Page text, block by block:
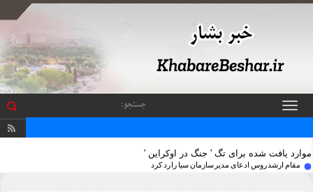
باز
و
کردن
منو
موارد یافت شده برای تگ ' جنگ در اوکراین '
مقام ارشد روس ادعای مدیر سازمان سیا را رد کرد